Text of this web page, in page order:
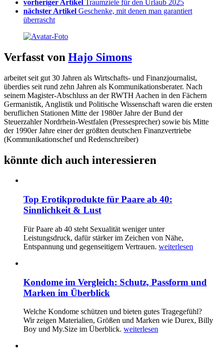
vorheriger Artikel Traumziele für den Urlaub 2025
nächster Artikel Geschenke, mit denen man garantiert
überrascht
Verfasst von Hajo Simons
arbeitet seit gut 30 Jahren als Wirtschafts- und Finanzjournalist,
überdies seit rund zehn Jahren als Kommunikationsberater. Nach
seinem Magister-Abschluss an der RWTH Aachen in den Fächern
Germanistik, Anglistik und Politische Wissenschaft waren die ersten
beruflichen Stationen Mitte der 1980er Jahre der Bund der
Steuerzahler Nordrhein-Westfalen (Pressesprecher) sowie bis Mitte
der 1990er Jahre einer der größten deutschen Finanzvertriebe
(Kommunikationschef und Redenschreiber)
könnte dich auch interessieren
Top Erotikprodukte für Paare ab 40:
Sinnlichkeit & Lust
Für Paare ab 40 steht Sexualität weniger unter
Leistungsdruck, dafür stärker im Zeichen von Nähe,
Entspannung und gegenseitigem Vertrauen. weiterlesen
Kondome im Vergleich: Schutz, Passform und
Marken im Überblick
Welche Kondome schützen und bieten gutes Tragegefühl?
Wir zeigen Materialien, Größen und Marken wie Durex, Billy
Boy und My.Size im Überblick. weiterlesen